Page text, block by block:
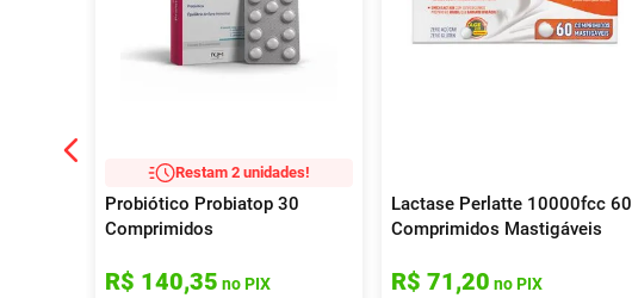
Restam 2 unidades!
Probiótico Probiatop 30
Comprimidos
R$ 140,35 no PIX
Lactase Perlatte 10000fcc 60
Comprimidos Mastigáveis
R$ 71,20 no PIX